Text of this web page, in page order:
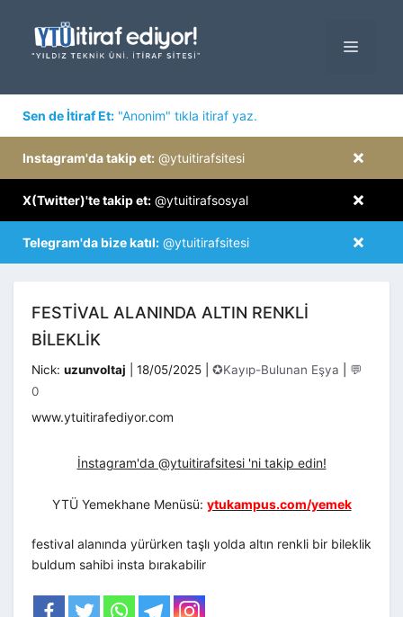
MENÜ
Sen de İtiraf Et: "Anonim" tıkla itiraf yaz.
×
Instagram'da takip et: @ytuitirafsitesi
×
X(Twitter)'te takip et: @ytuitirafsosyal
×
Telegram'da bize katıl: @ytuitirafsitesi
FESTIVAL ALANINDA ALTIN RENKLI
BILEKLIK
Nick: uzunvoltaj 18/05/2025 Kategoriler
✪Kayıp-Bulunan Eşya
💬
0
www.ytuitirafediyor.com
İnstagram'da @ytuitirafsitesi 'ni takip edin!
YTÜ Yemekhane Menüsü: ytukampus.com/yemek
festival alanında yürürken taşlı yolda altın renkli bir bileklik
buldum sahibi insta bırakabilir